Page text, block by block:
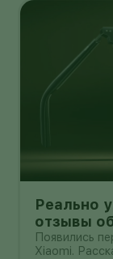
Реально
отзывы
дисплея"
Появились
Xiaomi.